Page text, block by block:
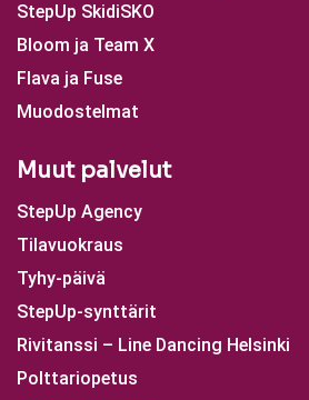
StepUp SkidiSKO
Bloom ja Team X
Flava ja Fuse
Muodostelmat
Muut palvelut
StepUp Agency
Tilavuokraus
Tyhy-päivä
StepUp-synttärit
Rivitanssi – Line Dancing Helsinki
Polttariopetus